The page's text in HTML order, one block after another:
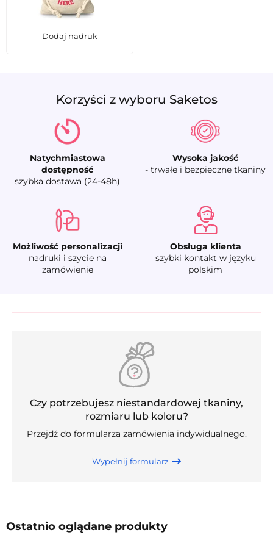
Dodaj nadruk
Korzyści z wyboru Saketos
Natychmiastowa
dostępność
szybka dostawa (24-48h)
Wysoka jakość
- trwałe i bezpieczne tkaniny
Możliwość personalizacji
nadruki i szycie na
zamówienie
Obsługa klienta
szybki kontakt w języku
polskim
Czy potrzebujesz niestandardowej tkaniny,
rozmiaru lub koloru?
Przejdź do formularza zamówienia indywidualnego.
Wypełnij formularz
Ostatnio oglądane produkty